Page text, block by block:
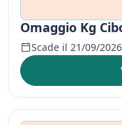
Omaggio Kg
Scade il 21/09/2026